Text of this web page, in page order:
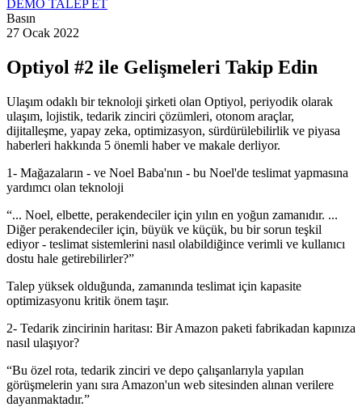
DEMO TALEP ET
Basın
27 Ocak 2022
Optiyol #2 ile Gelişmeleri Takip Edin
Ulaşım odaklı bir teknoloji şirketi olan Optiyol, periyodik olarak
ulaşım, lojistik, tedarik zinciri çözümleri, otonom araçlar,
dijitalleşme, yapay zeka, optimizasyon, sürdürülebilirlik ve piyasa
haberleri hakkında 5 önemli haber ve makale derliyor.
1- Mağazaların - ve Noel Baba'nın - bu Noel'de teslimat yapmasına
yardımcı olan teknoloji
“... Noel, elbette, perakendeciler için yılın en yoğun zamanıdır. ...
Diğer perakendeciler için, büyük ve küçük, bu bir sorun teşkil
ediyor - teslimat sistemlerini nasıl olabildiğince verimli ve kullanıcı
dostu hale getirebilirler?”
Talep yüksek olduğunda, zamanında teslimat için kapasite
optimizasyonu kritik önem taşır.
2- Tedarik zincirinin haritası: Bir Amazon paketi fabrikadan kapınıza
nasıl ulaşıyor?
“Bu özel rota, tedarik zinciri ve depo çalışanlarıyla yapılan
görüşmelerin yanı sıra Amazon'un web sitesinden alınan verilere
dayanmaktadır.”